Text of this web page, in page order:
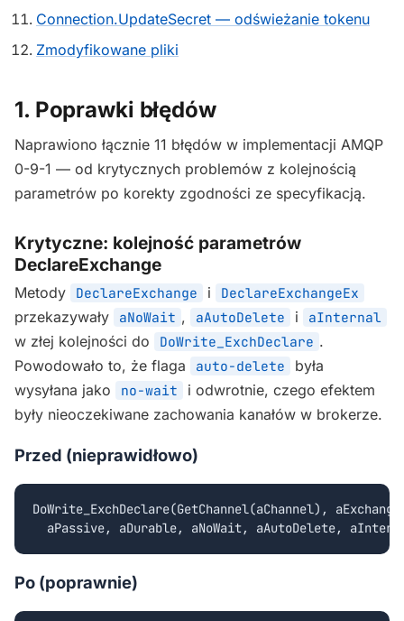
Connection.UpdateSecret — odświeżanie tokenu
Zmodyfikowane pliki
1. Poprawki błędów
Naprawiono łącznie 11 błędów w implementacji AMQP
0-9-1 — od krytycznych problemów z kolejnością
parametrów po korekty zgodności ze specyfikacją.
Krytyczne: kolejność parametrów
DeclareExchange
Metody DeclareExchange i DeclareExchangeEx
przekazywały aNoWait , aAutoDelete i aInternal
w złej kolejności do DoWrite_ExchDeclare .
Powodowało to, że flaga
auto-delete
była
wysyłana jako
no-wait
i odwrotnie, czego efektem
były nieoczekiwane zachowania kanałów w brokerze.
Przed (nieprawidłowo)
DoWrite_ExchDeclare(GetChannel(aChannel),
aPassive, aDurable, aNoWait, aAutoDelete,
Po (poprawnie)